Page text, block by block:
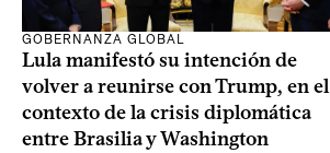
GOBERNANZA GLOBAL
Lula manifestó su intención de
volver a reunirse con Trump, en el
contexto de la crisis diplomática
entre Brasilia y Washington